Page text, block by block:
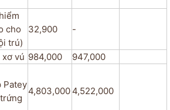
cho
trú)
32,900 -
xơ vú 984,000
947,000
Patey
4,803,000 4,522,000